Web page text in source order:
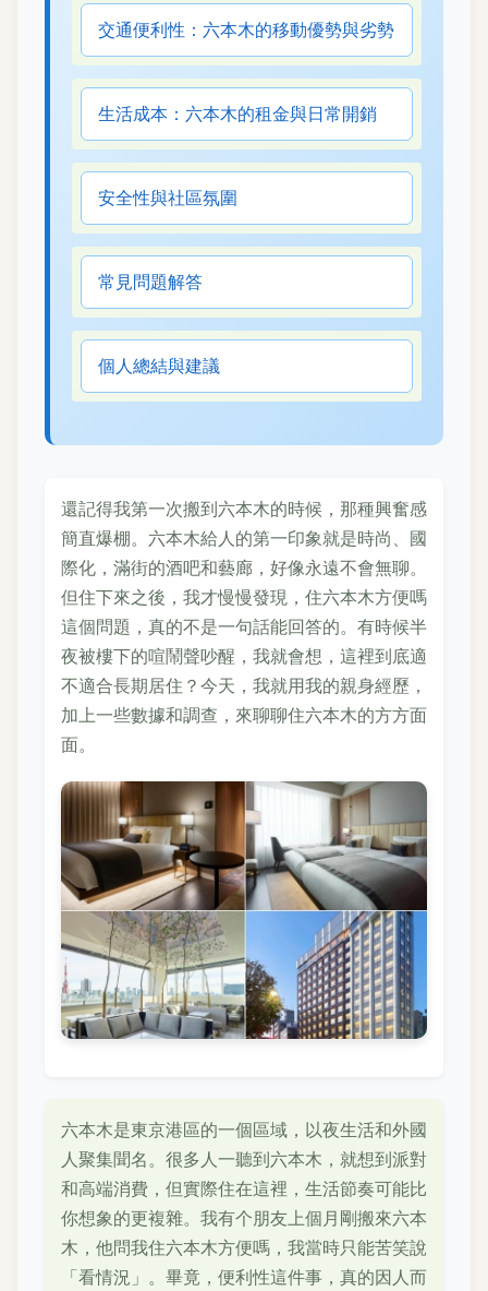
交通便利性：六本木的移動優勢與劣勢
生活成本：六本木的租金與日常開銷
安全性與社區氛圍
常見問題解答
個人總結與建議
還記得我第一次搬到六本木的時候，那種興奮感
簡直爆棚。六本木給人的第一印象就是時尚、國
際化，滿街的酒吧和藝廊，好像永遠不會無聊。
但住下來之後，我才慢慢發現，住六本木方便嗎
這個問題，真的不是一句話能回答的。有時候半
夜被樓下的喧鬧聲吵醒，我就會想，這裡到底適
不適合長期居住？今天，我就用我的親身經歷，
加上一些數據和調查，來聊聊住六本木的方方面
面。
六本木是東京港區的一個區域，以夜生活和外國
人聚集聞名。很多人一聽到六本木，就想到派對
和高端消費，但實際住在這裡，生活節奏可能比
你想象的更複雜。我有个朋友上個月剛搬來六本
木，他問我住六本木方便嗎，我當時只能苦笑說
「看情況」。畢竟，便利性這件事，真的因人而